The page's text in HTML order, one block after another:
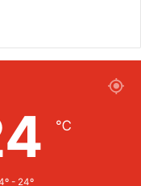
℃
- 24º